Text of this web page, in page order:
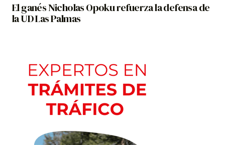
El ganés Nicholas Opoku refuerza la defensa de
la UD Las Palmas